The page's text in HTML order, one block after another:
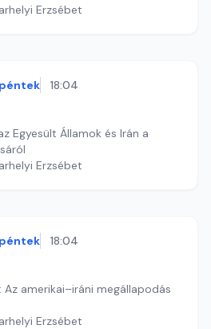
Erzsébet
péntek 18:04
Egyesült Államok és Irán a
Erzsébet
péntek 18:04
Az amerikai–iráni megállapodás
Erzsébet